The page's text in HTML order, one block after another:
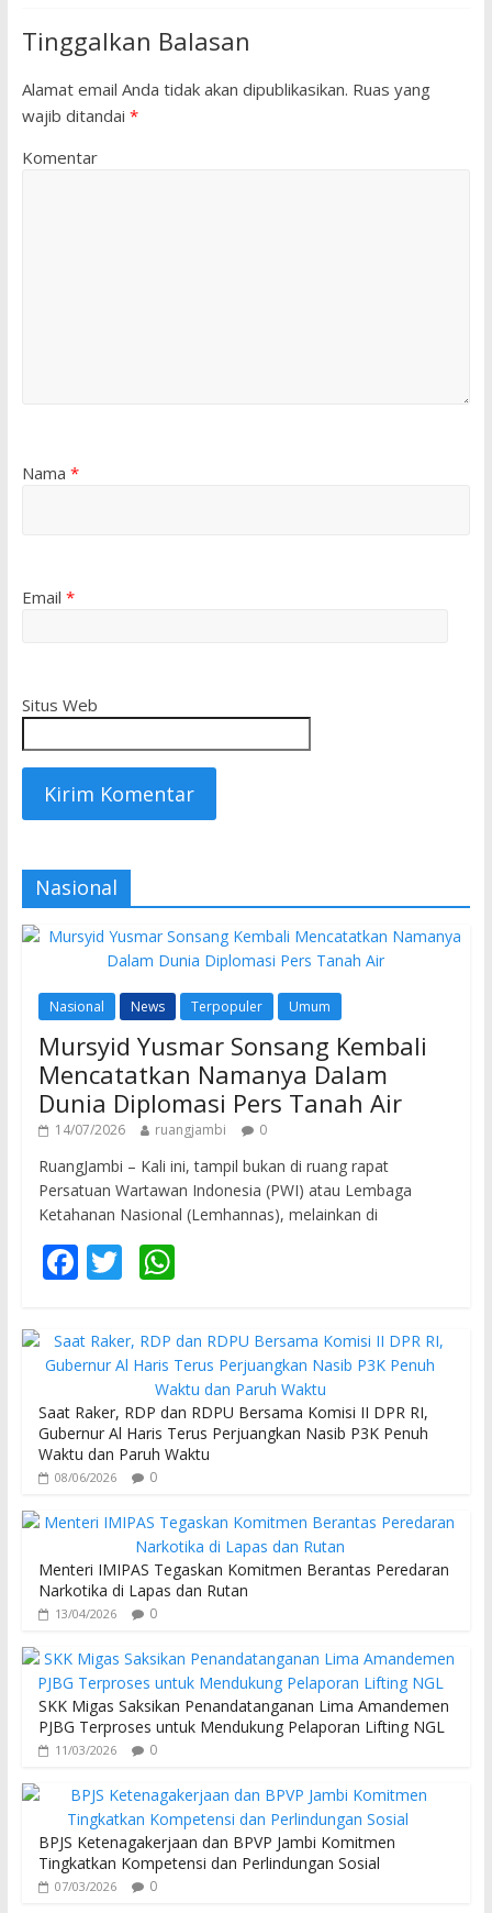
Tinggalkan Balasan
Alamat email Anda tidak akan dipublikasikan. Ruas yang
wajib ditandai *
Komentar
Nama *
Email *
Situs Web
Nasional
Nasional News Terpopuler Umum
Mursyid Yusmar Sonsang Kembali
Mencatatkan Namanya Dalam
Dunia Diplomasi Pers Tanah Air
14/07/2026 ruangjambi 0
RuangJambi – Kali ini, tampil bukan di ruang rapat
Persatuan Wartawan Indonesia (PWI) atau Lembaga
Ketahanan Nasional (Lemhannas), melainkan di
F
e
b
o
o
k
T
itt
er
W
at
s
A
p
p
Saat Raker, RDP dan RDPU Bersama Komisi II DPR RI,
Gubernur Al Haris Terus Perjuangkan Nasib P3K Penuh
Waktu dan Paruh Waktu
08/06/2026 0
Menteri IMIPAS Tegaskan Komitmen Berantas Peredaran
Narkotika di Lapas dan Rutan
13/04/2026 0
SKK Migas Saksikan Penandatanganan Lima Amandemen
PJBG Terproses untuk Mendukung Pelaporan Lifting NGL
11/03/2026 0
BPJS Ketenagakerjaan dan BPVP Jambi Komitmen
Tingkatkan Kompetensi dan Perlindungan Sosial
07/03/2026 0